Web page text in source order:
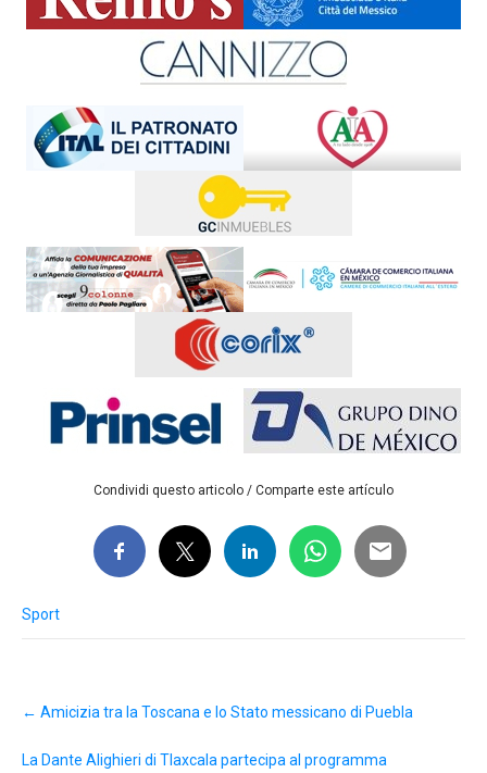
Condividi questo articolo / Comparte este artículo
Sport
navigation
← Amicizia tra la Toscana e lo Stato messicano di Puebla
La Dante Alighieri di Tlaxcala partecipa al programma